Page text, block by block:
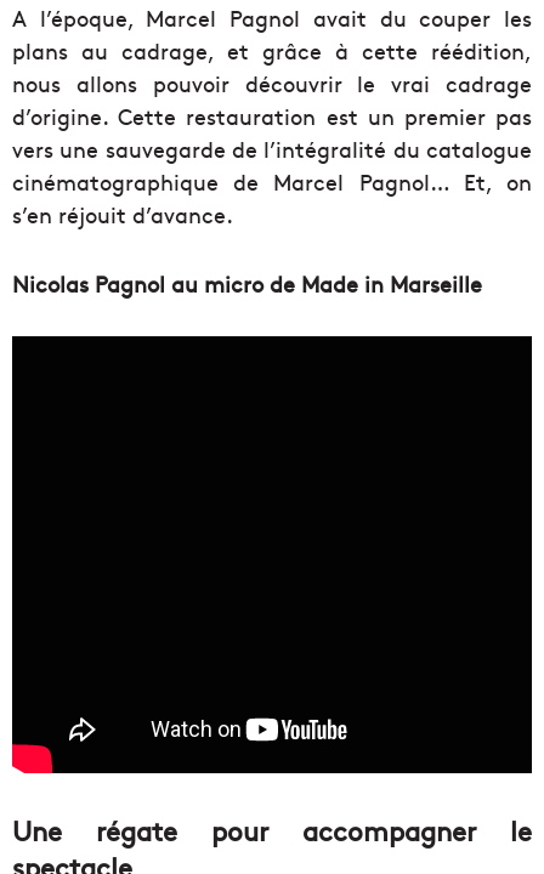
A l’époque, Marcel Pagnol avait du couper les
plans au cadrage, et grâce à cette réédition,
nous allons pouvoir découvrir le vrai cadrage
d’origine. Cette restauration est un premier pas
vers une sauvegarde de l’intégralité du catalogue
cinématographique de Marcel Pagnol… Et, on
s’en réjouit d’avance.
Nicolas Pagnol au micro de Made in Marseille
Une régate pour accompagner le
spectacle